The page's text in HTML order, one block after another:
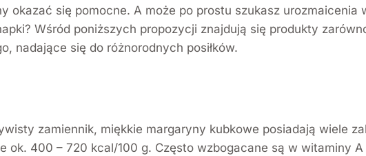
okazać się pomocne. A może po prostu szukasz urozmaicenia
Wśród poniższych propozycji znajdują się produkty
nadające się do różnorodnych posiłków.
zamiennik, miękkie margaryny kubkowe posiadają wiele
ok. 400 – 720 kcal/100 g. Często wzbogacane są w witaminy